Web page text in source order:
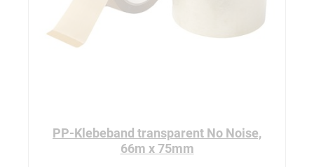
PP-Klebeband transparent No Noise,
66m x 75mm